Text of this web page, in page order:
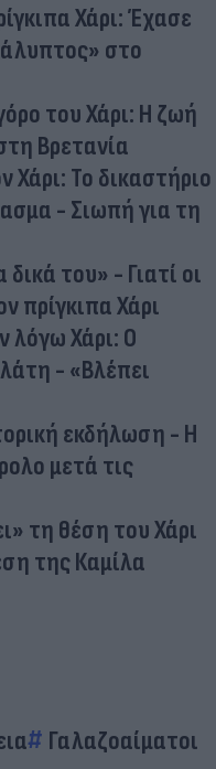
Χάρι: Έχασε
στο
του Χάρι: Η ζωή
Βρετανία
Το δικαστήριο
- Σιωπή για τη
του» - Γιατί οι
πρίγκιπα Χάρι
λόγω Χάρι: Ο
- «Βλέπει
εκδήλωση - Η
μετά τις
τη θέση του Χάρι
της Καμίλα
Γαλαζοαίματοι